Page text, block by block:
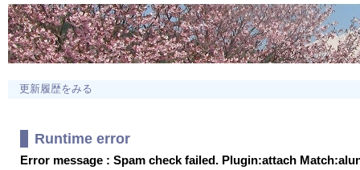
更新履歴をみる
Runtime error
Error message : Spam check failed. Plugin:attach